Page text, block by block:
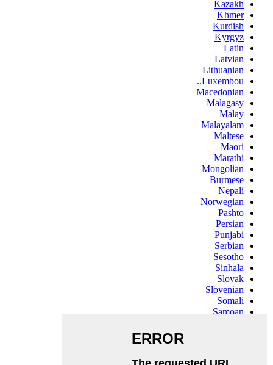
Kazakh
Khmer
Kurdish
Kyrgyz
Latin
Latvian
Lithuanian
Luxembou..
Macedonian
Malagasy
Malay
Malayalam
Maltese
Maori
Marathi
Mongolian
Burmese
Nepali
Norwegian
Pashto
Persian
Punjabi
Serbian
Sesotho
Sinhala
Slovak
Slovenian
Somali
Samoan